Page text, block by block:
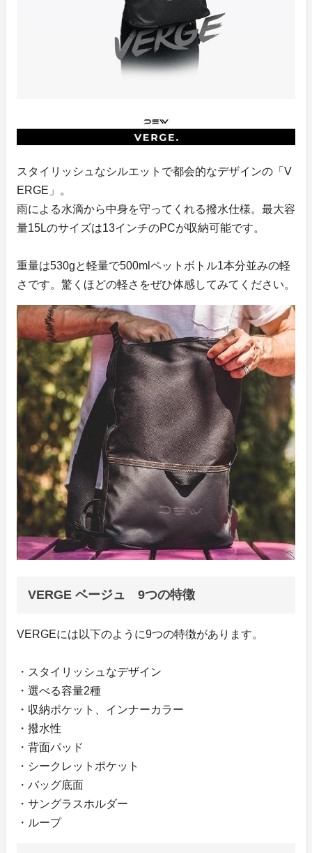
スタイリッシュなシルエットで都会的なデザインの「V
ERGE」。
雨による水滴から中身を守ってくれる撥水仕様。最大容
量15Lのサイズは13インチのPCが収納可能です。
重量は530gと軽量で500mlペットボトル1本分並みの軽
さです。驚くほどの軽さをぜひ体感してみてください。
VERGE ベージュ 9つの特徴
VERGEには以下のように9つの特徴があります。
・スタイリッシュなデザイン
・選べる容量2種
・収納ポケット、インナーカラー
・撥水性
・背面パッド
・シークレットポケット
・バッグ底面
・サングラスホルダー
・ループ